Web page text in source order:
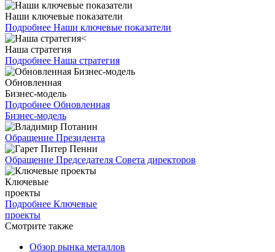
Наши ключевые показатели
Подробнее Наши ключевые показатели
Наша стратегия
Подробнее Наша стратегия
Обновленная
Бизнес-модель
Подробнее Обновленная
Бизнес-модель
Обращение Президента
Обращение Председателя Совета директоров
Ключевые
проекты
Подробнее Ключевые
проекты
Смотрите также
Обзор рынка металлов